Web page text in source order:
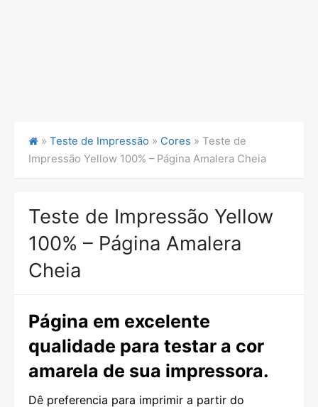
» Teste de Impressão » Cores » Teste de
Impressão Yellow 100% – Página Amalera Cheia
Teste de Impressão Yellow
100% – Página Amalera
Cheia
Página em excelente
qualidade para testar a cor
amarela de sua impressora.
Dê preferencia para imprimir a partir do